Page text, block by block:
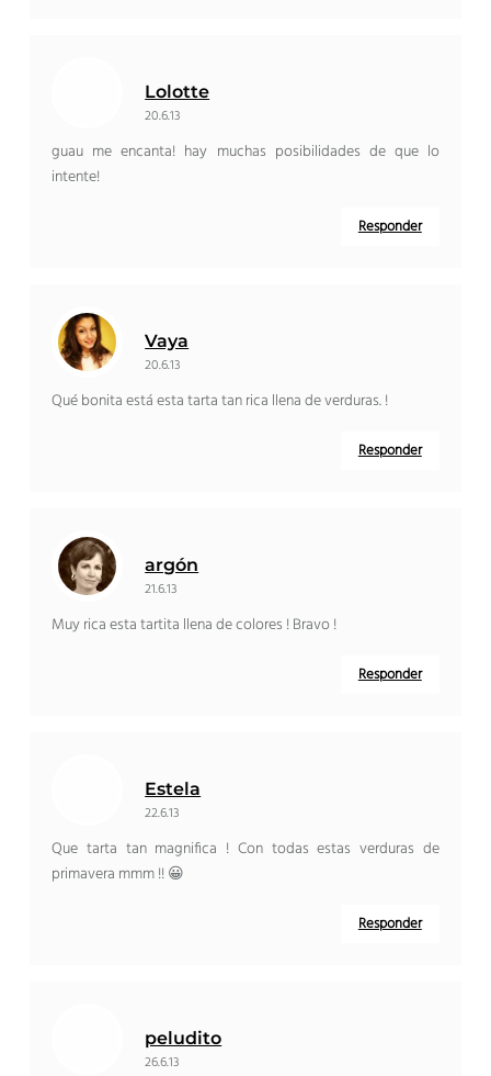
Lolotte
20.6.13
guau me encanta! hay muchas posibilidades de que lo
intente!
Responder
Vaya
20.6.13
Qué bonita está esta tarta tan rica llena de verduras. !
Responder
argón
21.6.13
Muy rica esta tartita llena de colores ! Bravo !
Responder
Estela
22.6.13
Que tarta tan magnifica ! Con todas estas verduras de
primavera mmm !! 😀
Responder
peludito
26.6.13